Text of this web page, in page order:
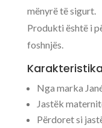
mënyrë të sigurt.
Produkti është i
foshnjës.
Nga marka
Jastëk
Përdoret si